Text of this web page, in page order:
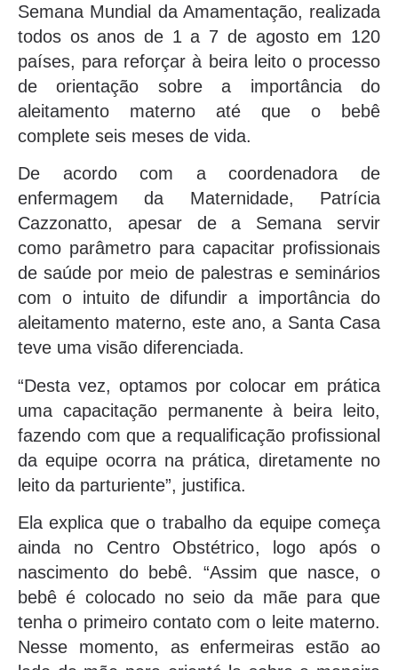
Semana Mundial da Amamentação, realizada
todos os anos de 1 a 7 de agosto em 120
países, para reforçar à beira leito o processo
de orientação sobre a importância do
aleitamento materno até que o bebê
complete seis meses de vida.
De acordo com a coordenadora de
enfermagem da Maternidade, Patrícia
Cazzonatto, apesar de a Semana servir
como parâmetro para capacitar profissionais
de saúde por meio de palestras e seminários
com o intuito de difundir a importância do
aleitamento materno, este ano, a Santa Casa
teve uma visão diferenciada.
“Desta vez, optamos por colocar em prática
uma capacitação permanente à beira leito,
fazendo com que a requalificação profissional
da equipe ocorra na prática, diretamente no
leito da parturiente”, justifica.
Ela explica que o trabalho da equipe começa
ainda no Centro Obstétrico, logo após o
nascimento do bebê. “Assim que nasce, o
bebê é colocado no seio da mãe para que
tenha o primeiro contato com o leite materno.
Nesse momento, as enfermeiras estão ao